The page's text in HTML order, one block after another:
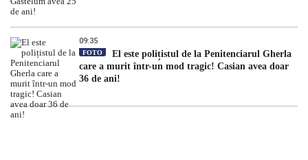
09:35
FOTO
El este polițistul de la Penitenciarul Gherla
care a murit într-un mod tragic! Casian avea doar
36 de ani!